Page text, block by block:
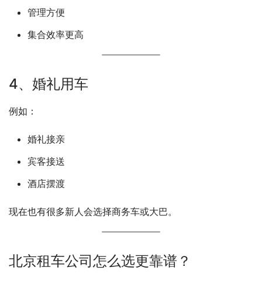
管理方便
集合效率更高
4、婚礼用车
例如：
婚礼接亲
宾客接送
酒店摆渡
现在也有很多新人会选择商务车或大巴。
北京租车公司怎么选更靠谱？